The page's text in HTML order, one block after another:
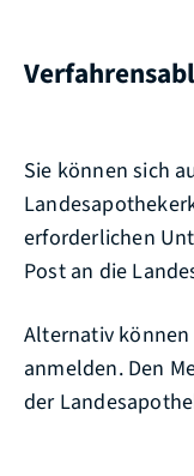
Sie können sich
erforderlichen
Post an die
Alternativ
anmelden. Den
der